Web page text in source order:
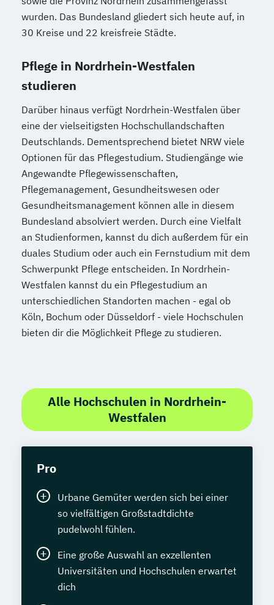
wurden. Das Bundesland gliedert sich heute auf, in
30 Kreise und 22 kreisfreie Städte.
Pflege in Nordrhein-Westfalen
studieren
Darüber hinaus verfügt Nordrhein-Westfalen über
eine der vielseitigsten Hochschullandschaften
Deutschlands. Dementsprechend bietet NRW viele
Optionen für das Pflegestudium. Studiengänge wie
Angewandte Pflegewissenschaften,
Pflegemanagement, Gesundheitswesen oder
Gesundheitsmanagement können alle in diesem
Bundesland absolviert werden. Durch eine Vielfalt
an Studienformen, kannst du dich außerdem für ein
duales Studium oder auch ein Fernstudium mit dem
Schwerpunkt Pflege entscheiden. In Nordrhein-
Westfalen kannst du ein Pflegestudium an
unterschiedlichen Standorten machen - egal ob
Köln, Bochum oder Düsseldorf - viele Hochschulen
bieten dir die Möglichkeit Pflege zu studieren.
Alle Hochschulen in Nordrhein-
Westfalen
Pro
Urbane Gemüter werden sich bei einer
so vielfältigen Großstadtdichte
pudelwohl fühlen.
Eine große Auswahl an exzellenten
Universitäten und Hochschulen erwartet
dich